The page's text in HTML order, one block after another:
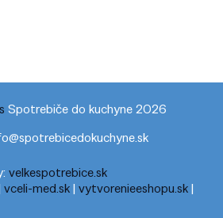
Spotrebiče do kuchyne 2026
velkespotrebice.sk
vceli-med.sk|vytvorenieeshopu.sk|